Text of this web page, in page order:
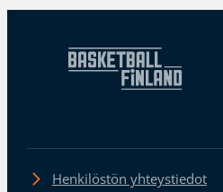
Henkilöstön yhteystiedot